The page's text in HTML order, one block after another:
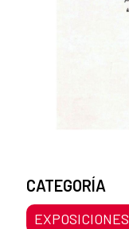
CATEGORÍA
EXPOSICIONES